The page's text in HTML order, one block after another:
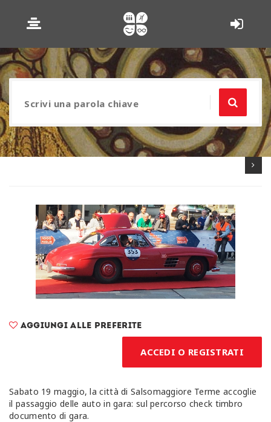
Aggiungi alle preferite
ACCEDI O REGISTRATI
Sabato 19 maggio, la città di Salsomaggiore Terme accoglie
il passaggio delle auto in gara: sul percorso check timbro
documento di gara.